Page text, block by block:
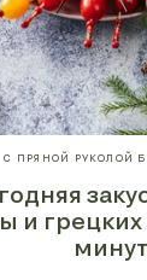
С ПРЯНОЙ РУКОЛОЙ
и грецких
минут